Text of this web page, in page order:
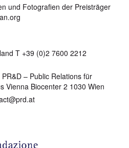
und Fotografien der Preisträger
T +39 (0)2 7600 2212
– Public Relations für
Vienna Biocenter 2 1030 Wien